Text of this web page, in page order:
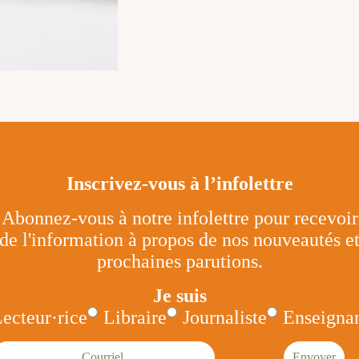
Inscrivez-vous à l’infolettre
Abonnez-vous à notre infolettre pour recevoir
de l'information à propos de nos nouveautés et
prochaines parutions.
Je suis
Libraire Journaliste